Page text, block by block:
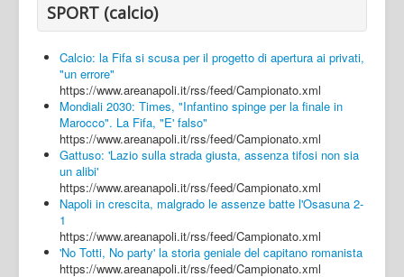
SPORT (calcio)
Calcio: la Fifa si scusa per il progetto di apertura ai privati,
"un errore"
https://www.areanapoli.it/rss/feed/Campionato.xml
Mondiali 2030: Times, "Infantino spinge per la finale in
Marocco". La Fifa, "E' falso"
https://www.areanapoli.it/rss/feed/Campionato.xml
Gattuso: 'Lazio sulla strada giusta, assenza tifosi non sia
un alibi'
https://www.areanapoli.it/rss/feed/Campionato.xml
Napoli in crescita, malgrado le assenze batte l'Osasuna 2-
1
https://www.areanapoli.it/rss/feed/Campionato.xml
'No Totti, No party' la storia geniale del capitano romanista
https://www.areanapoli.it/rss/feed/Campionato.xml